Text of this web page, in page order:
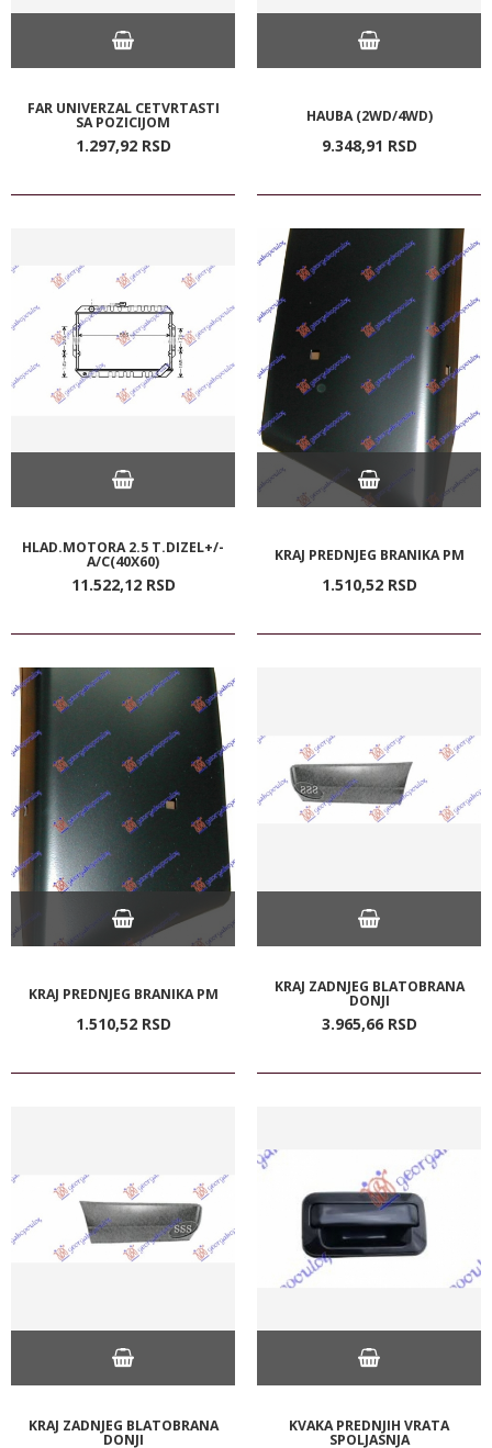
FAR UNIVERZAL CETVRTASTI
SA POZICIJOM
1.297,92 RSD
HAUBA (2WD/4WD)
9.348,91 RSD
HLAD.MOTORA 2.5 T.DIZEL+/-
A/C(40X60)
11.522,12 RSD
KRAJ PREDNJEG BRANIKA PM
1.510,52 RSD
KRAJ PREDNJEG BRANIKA PM
1.510,52 RSD
KRAJ ZADNJEG BLATOBRANA
DONJI
3.965,66 RSD
KRAJ ZADNJEG BLATOBRANA
DONJI
KVAKA PREDNJIH VRATA
SPOLJASNJA